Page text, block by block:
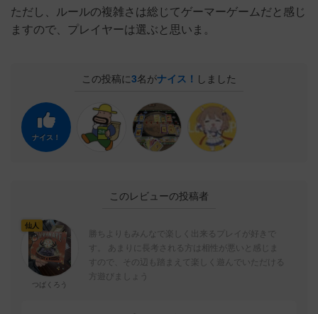
ただし、ルールの複雑さは総じてゲーマーゲームだと感じ
ますので、プレイヤーは選ぶと思いま。
この投稿に3名がナイス！ しました
ナイス！
このレビューの投稿者
仙人
つばくろう
勝ちよりもみんなで楽しく出来るプレイが好きで
す。 あまりに長考される方は相性が悪いと感じま
すので、その辺も踏まえて楽しく遊んでいただける
方遊びましょう